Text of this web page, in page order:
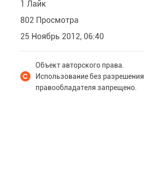
1 Лайк
802 Просмотра
25 Ноябрь 2012, 06:40
Объект авторского права.
Использование без разрешения
правообладателя запрещено.